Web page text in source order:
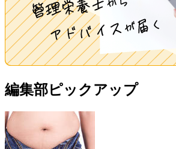
編集部ピックアップ